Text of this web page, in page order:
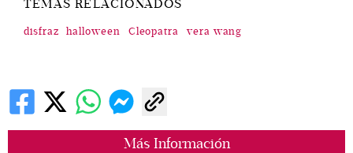
Más Información
TEMAS RELACIONADOS
disfraz halloween Cleopatra vera wang